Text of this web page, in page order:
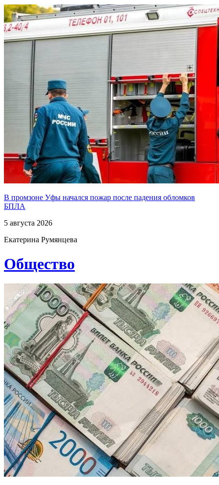
В промзоне Уфы начался пожар после падения обломков
БПЛА
5 августа 2026
Екатерина Румянцева
Общество